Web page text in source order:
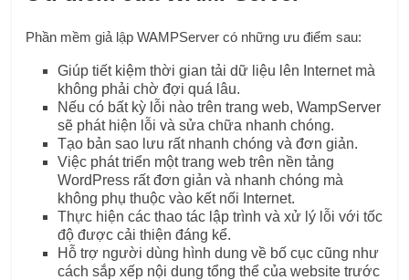
Phần mềm giả lập WAMPServer có những ưu điểm sau:
Giúp tiết kiệm thời gian tải dữ liệu lên Internet mà
không phải chờ đợi quá lâu.
Nếu có bất kỳ lỗi nào trên trang web, WampServer
sẽ phát hiện lỗi và sửa chữa nhanh chóng.
Tạo bản sao lưu rất nhanh chóng và đơn giản.
Việc phát triển một trang web trên nền tảng
WordPress rất đơn giản và nhanh chóng mà
không phụ thuộc vào kết nối Internet.
Thực hiện các thao tác lập trình và xử lý lỗi với tốc
độ được cải thiện đáng kể.
Hỗ trợ người dùng hình dung về bố cục cũng như
cách sắp xếp nội dung tổng thể của website trước